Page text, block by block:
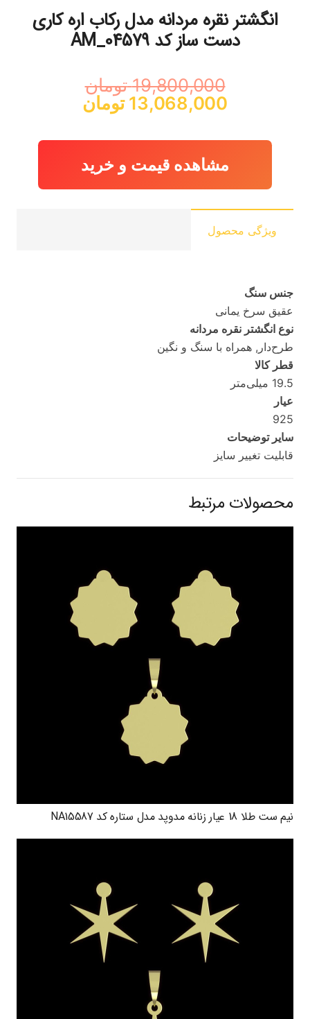
انگشتر نقره مردانه مدل رکاب اره کاری
دست ساز کد AM_04579
19,800,000 تومان
قیمت
اصلی:
19,800,000 تومان
بود.
13,068,000 تومان
13,068,000
مشاهده قیمت و خرید
ویژگی محصول
جنس سنگ
عقیق سرخ یمانی
نوع انگشتر نقره مردانه
طرح‌دار, همراه با سنگ و نگین
قطر کالا
19.5 میلی‌متر
عیار
925
سایر توضیحات
قابلیت تغییر سایز
محصولات مرتبط
نیم ست طلا 18 عیار زنانه مدوپد مدل ستاره کد NA15587